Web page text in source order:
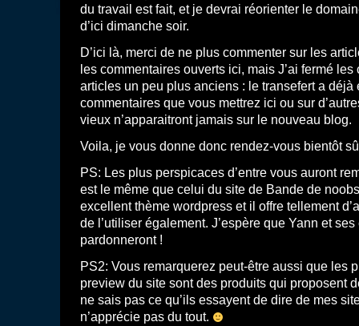
du travail est fait, et je devrai réorienter le
d’ici dimanche soir.
D’ici là, merci de ne plus commenter sur les
les commentaires ouverts ici, mais J’ai fermé
articles un peu plus anciens : le transefert a déjà
commentaires que vous mettrez ici ou sur
vieux n’apparaitront jamais sur le nouveau blog.
Voila, je vous donne donc rendez-vous bientôt
PS: Les plus perspicaces d’entre vous auront
est le même que celui du site de Bande de
excellent thème wordpress et il offre tellement
de l’utiliser également. J’espère que Yann et
pardonneront !
PS2: Vous remarquerez peut-être aussi que les
preview du site sont des produits qui proposent
ne sais pas ce qu’ils essayent de dire de mes
n’apprécie pas du tout.